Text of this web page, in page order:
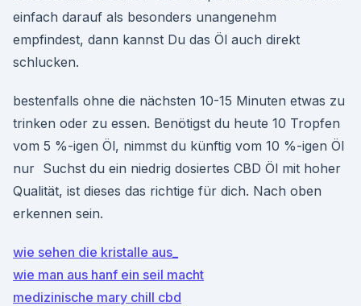
einfach darauf als besonders unangenehm
empfindest, dann kannst Du das Öl auch direkt
schlucken.
bestenfalls ohne die nächsten 10-15 Minuten etwas zu
trinken oder zu essen. Benötigst du heute 10 Tropfen
vom 5 %-igen Öl, nimmst du künftig vom 10 %-igen Öl
nur Suchst du ein niedrig dosiertes CBD Öl mit hoher
Qualität, ist dieses das richtige für dich. Nach oben
erkennen sein.
wie sehen die kristalle aus_
wie man aus hanf ein seil macht
medizinische mary chill cbd